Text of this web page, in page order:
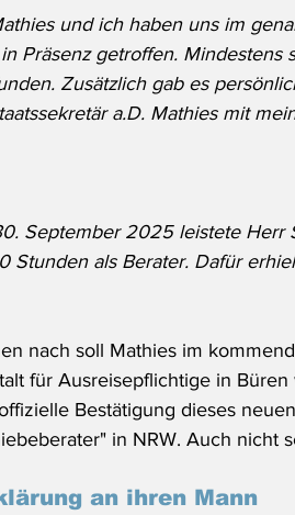
und ich haben uns im
Präsenz getroffen. Mindestens
Zusätzlich gab es
a.D. Mathies mit
September 2025 leistete Herr
Stunden als Berater. Dafür
nach soll Mathies im
für Ausreisepflichtige in
Bestätigung dieses
in NRW. Auch nicht
an ihren Mann